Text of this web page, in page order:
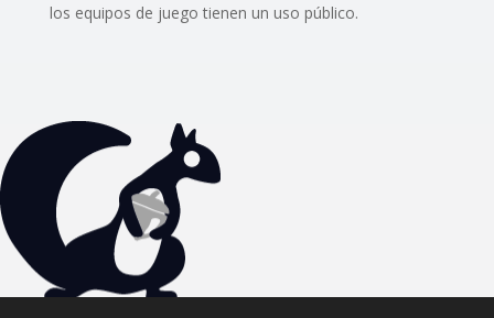
los equipos de juego tienen un uso público.